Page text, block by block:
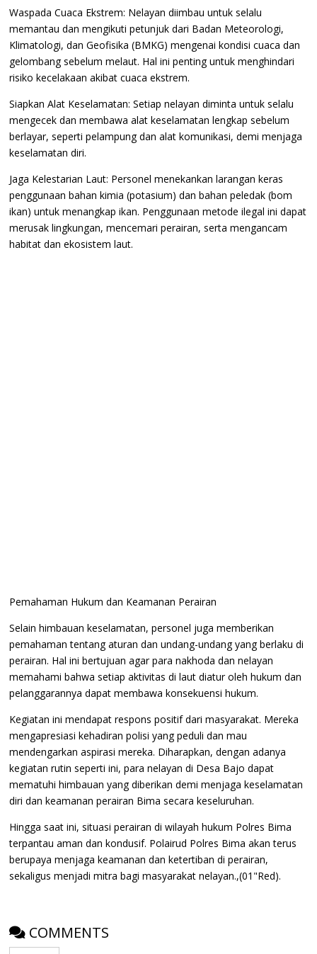
​Waspada Cuaca Ekstrem: Nelayan diimbau untuk selalu
memantau dan mengikuti petunjuk dari Badan Meteorologi,
Klimatologi, dan Geofisika (BMKG) mengenai kondisi cuaca dan
gelombang sebelum melaut. Hal ini penting untuk menghindari
risiko kecelakaan akibat cuaca ekstrem.
​Siapkan Alat Keselamatan: Setiap nelayan diminta untuk selalu
mengecek dan membawa alat keselamatan lengkap sebelum
berlayar, seperti pelampung dan alat komunikasi, demi menjaga
keselamatan diri.
​Jaga Kelestarian Laut: Personel menekankan larangan keras
penggunaan bahan kimia (potasium) dan bahan peledak (bom
ikan) untuk menangkap ikan. Penggunaan metode ilegal ini dapat
merusak lingkungan, mencemari perairan, serta mengancam
habitat dan ekosistem laut.
​Pemahaman Hukum dan Keamanan Perairan
​Selain himbauan keselamatan, personel juga memberikan
pemahaman tentang aturan dan undang-undang yang berlaku di
perairan. Hal ini bertujuan agar para nakhoda dan nelayan
memahami bahwa setiap aktivitas di laut diatur oleh hukum dan
pelanggarannya dapat membawa konsekuensi hukum.
​Kegiatan ini mendapat respons positif dari masyarakat. Mereka
mengapresiasi kehadiran polisi yang peduli dan mau
mendengarkan aspirasi mereka. Diharapkan, dengan adanya
kegiatan rutin seperti ini, para nelayan di Desa Bajo dapat
mematuhi himbauan yang diberikan demi menjaga keselamatan
diri dan keamanan perairan Bima secara keseluruhan.
​Hingga saat ini, situasi perairan di wilayah hukum Polres Bima
terpantau aman dan kondusif. Polairud Polres Bima akan terus
berupaya menjaga keamanan dan ketertiban di perairan,
sekaligus menjadi mitra bagi masyarakat nelayan.,(01"Red).
COMMENTS